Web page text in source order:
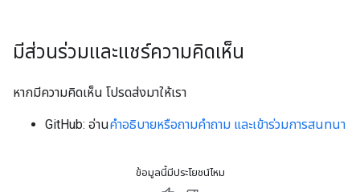
มีส่วนร่วมและแชร์ความคิดเห็น
หากมีความคิดเห็น โปรดส่งมาให้เรา
GitHub: อ่านคำอธิบายหรือถามคำถาม และเข้าร่วมการสนทนา
ข้อมูลนี้มีประโยชน์ไหม